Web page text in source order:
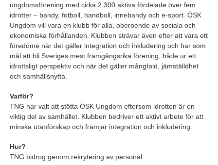
ungdomsförening med cirka 2 300 aktiva fördelade över fem
idrotter – bandy, fotboll, handboll, innebandy och e-sport. ÖSK
Ungdom vill vara en klubb för alla, oberoende av sociala och
ekonomiska förhållanden. Klubben strävar även efter att vara ett
föredöme när det gäller integration och inkludering och har som
mål att bli Sveriges mest framgångsrika förening, både ur ett
idrottsligt perspektiv och när det gäller mångfald, jämställdhet
och samhällsnytta.
Varför?
TNG har valt att stötta ÖSK Ungdom eftersom idrotten är en
viktig del av samhället. Klubben bedriver ett aktivt arbete för att
minska utanförskap och främjar integration och inkludering.
Hur?
TNG bidrog genom rekrytering av personal.